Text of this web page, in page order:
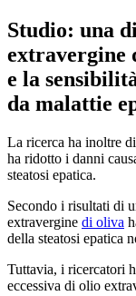
Studio: una
extravergine
e la
da malattie
La ricerca ha inoltre
ha ridotto i danni
steatosi epatica.
Secondo i risultati di
extravergine di oliva
della steatosi epatica
Tuttavia, i ricercatori
eccessiva di olio